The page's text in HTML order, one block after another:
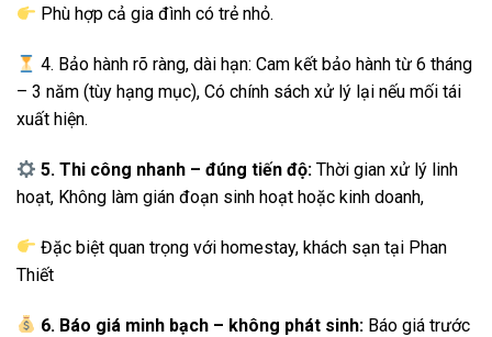
Phù hợp cả gia đình có trẻ nhỏ.
4. Bảo hành rõ ràng, dài hạn: Cam kết bảo hành từ 6 tháng
– 3 năm (tùy hạng mục), Có chính sách xử lý lại nếu mối tái
xuất hiện.
5. Thi công nhanh – đúng tiến độ: Thời gian xử lý linh
hoạt, Không làm gián đoạn sinh hoạt hoặc kinh doanh,
Đặc biệt quan trọng với homestay, khách sạn tại Phan
Thiết
6. Báo giá minh bạch – không phát sinh: Báo giá trước